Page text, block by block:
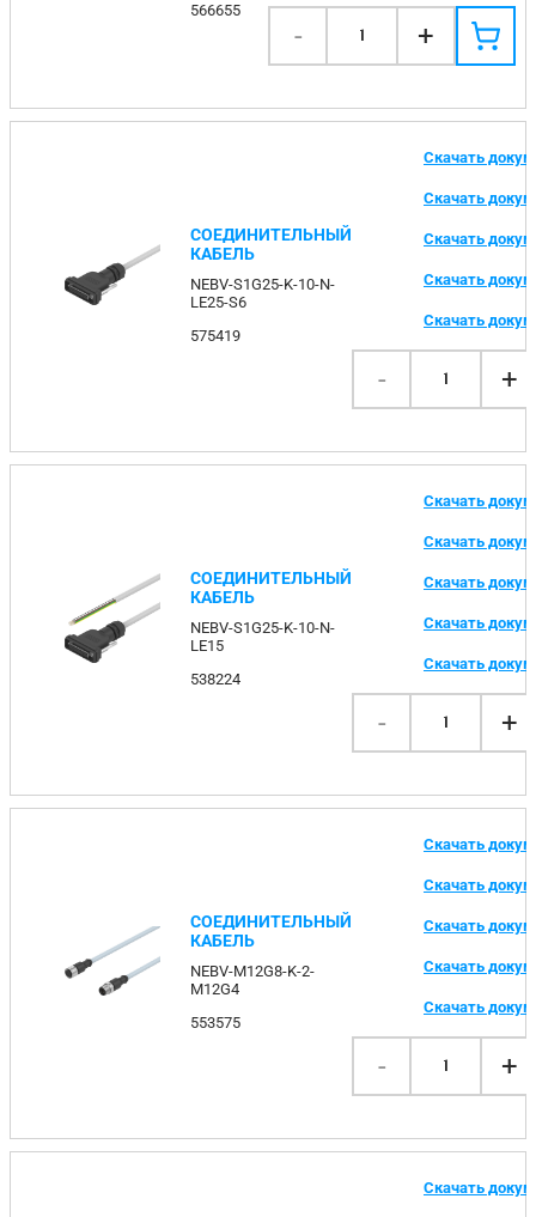
566655
- 1 +
СОЕДИНИТЕЛЬНЫЙ
КАБЕЛЬ
NEBV-S1G25-K-10-N-
LE25-S6
575419
Скачать
Скачать
Скачать
Скачать
Скачать
- 1 +
СОЕДИНИТЕЛЬНЫЙ
КАБЕЛЬ
NEBV-S1G25-K-10-N-
LE15
538224
Скачать
Скачать
Скачать
Скачать
Скачать
- 1 +
СОЕДИНИТЕЛЬНЫЙ
КАБЕЛЬ
NEBV-M12G8-K-2-
M12G4
553575
Скачать
Скачать
Скачать
Скачать
Скачать
- 1 +
Скачать